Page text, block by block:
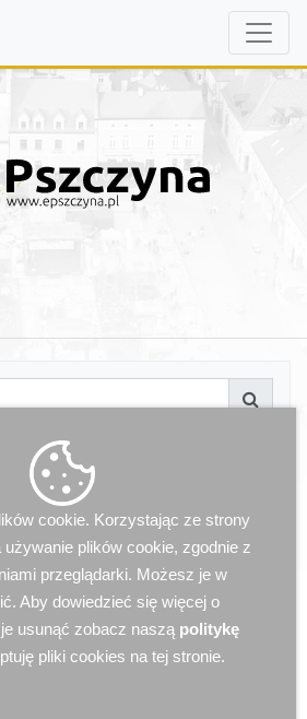
cookie. Korzystając ze strony
plików cookie, zgodnie z
przeglądarki. Możesz je w
Aby dowiedzieć się więcej o
usunąć zobacz naszą politykę
pliki cookies na tej stronie.